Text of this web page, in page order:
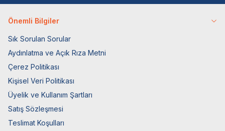
Önemli Bilgiler
Sık Sorulan Sorular
Aydınlatma ve Açık Rıza Metni
Çerez Politikası
Kişisel Veri Politikası
Üyelik ve Kullanım Şartları
Satış Sözleşmesi
Teslimat Koşulları